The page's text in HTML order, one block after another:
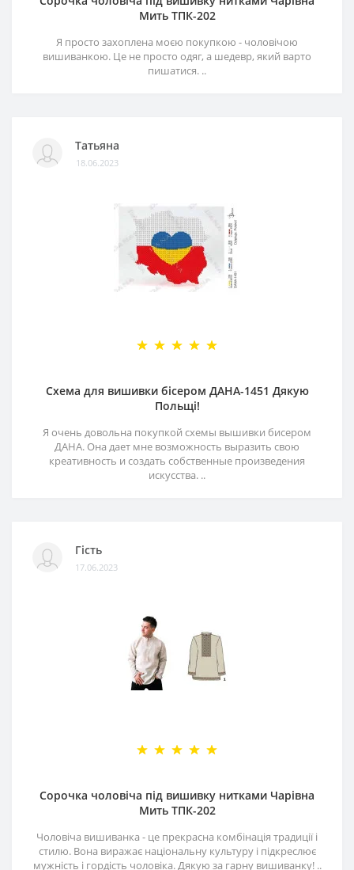
Мить ТПК-202
Я просто захоплена моєю покупкою - чоловічою
вишиванкою. Це не просто одяг, а шедевр, який варто
пишатися. ..
Татьяна
18.06.2023
Схема для вишивки бісером ДАНА-1451 Дякую
Польщі!
Я очень довольна покупкой схемы вышивки бисером
ДАНА. Она дает мне возможность выразить свою
креативность и создать собственные произведения
искусства. ..
Гість
17.06.2023
Сорочка чоловіча під вишивку нитками Чарівна
Мить ТПК-202
Чоловіча вишиванка - це прекрасна комбінація традиції і
стилю. Вона виражає національну культуру і підкреслює
мужність і гордість чоловіка. Дякую за гарну вишиванку! ..